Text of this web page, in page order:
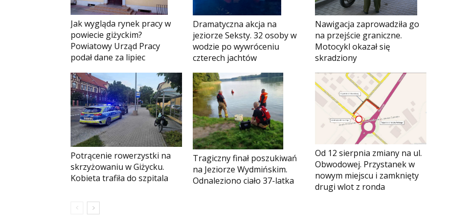
Jak wygląda rynek pracy w
powiecie giżyckim?
Powiatowy Urząd Pracy
podał dane za lipiec
Dramatyczna akcja na
jeziorze Seksty. 32 osoby w
wodzie po wywróceniu
czterech jachtów
Nawigacja zaprowadziła go
na przejście graniczne.
Motocykl okazał się
skradziony
Potrącenie rowerzystki na
skrzyżowaniu w Giżycku.
Kobieta trafiła do szpitala
Tragiczny finał poszukiwań
na Jeziorze Wydmińskim.
Odnaleziono ciało 37-latka
Od 12 sierpnia zmiany na ul.
Obwodowej. Przystanek w
nowym miejscu i zamknięty
drugi wlot z ronda